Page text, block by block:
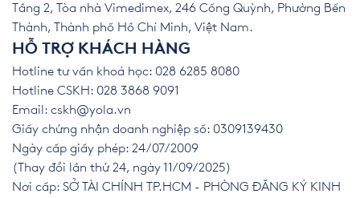
Tầng 2, Tòa nhà Vimedimex, 246 Cống Quỳnh, Phường Bến
Thành, Thành phố Hồ Chí Minh, Việt Nam.
HỖ TRỢ KHÁCH HÀNG
Hotline tư vấn khoá học: 028 6285 8080
Hotline CSKH: 028 3868 9091
Email: cskh@yola.vn
Giấy chứng nhận doanh nghiệp số: 0309139430
Ngày cấp giấy phép: 24/07/2009
(Thay đổi lần thứ 24, ngày 11/09/2025)
Nơi cấp: SỞ TÀI CHÍNH TP.HCM - PHÒNG ĐĂNG KÝ KINH